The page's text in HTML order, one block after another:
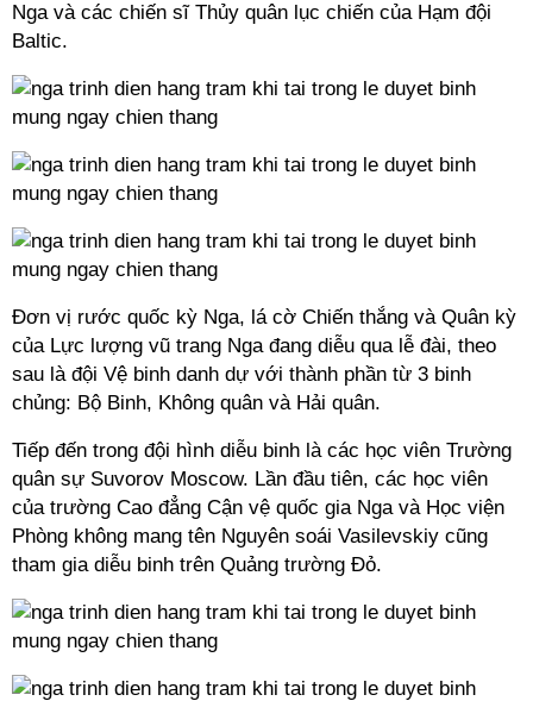
Nga và các chiến sĩ Thủy quân lục chiến của Hạm đội
Baltic.
Đơn vị rước quốc kỳ Nga, lá cờ Chiến thắng và Quân kỳ
của Lực lượng vũ trang Nga đang diễu qua lễ đài, theo
sau là đội Vệ binh danh dự với thành phần từ 3 binh
chủng: Bộ Binh, Không quân và Hải quân.
Tiếp đến trong đội hình diễu binh là các học viên Trường
quân sự Suvorov Moscow. Lần đầu tiên, các học viên
của trường Cao đẳng Cận vệ quốc gia Nga và Học viện
Phòng không mang tên Nguyên soái Vasilevskiy cũng
tham gia diễu binh trên Quảng trường Đỏ.